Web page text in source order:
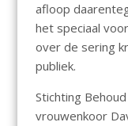
afloop
het speciaal
over de sering
publiek.
Stichting
vrouwenkoor